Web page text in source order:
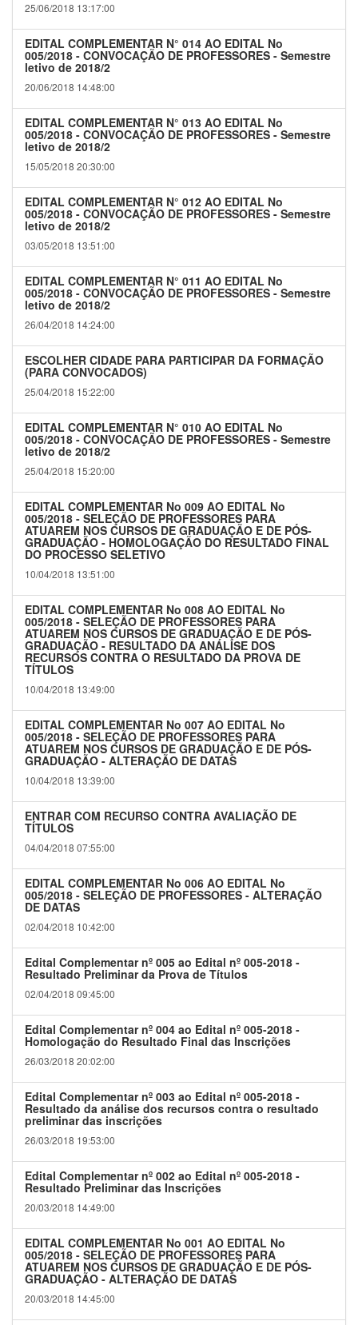
25/06/2018 13:17:00
EDITAL COMPLEMENTAR N° 014 AO EDITAL No
005/2018 - CONVOCAÇÃO DE PROFESSORES - Semestre
letivo de 2018/2
20/06/2018 14:48:00
EDITAL COMPLEMENTAR N° 013 AO EDITAL No
005/2018 - CONVOCAÇÃO DE PROFESSORES - Semestre
letivo de 2018/2
15/05/2018 20:30:00
EDITAL COMPLEMENTAR N° 012 AO EDITAL No
005/2018 - CONVOCAÇÃO DE PROFESSORES - Semestre
letivo de 2018/2
03/05/2018 13:51:00
EDITAL COMPLEMENTAR N° 011 AO EDITAL No
005/2018 - CONVOCAÇÃO DE PROFESSORES - Semestre
letivo de 2018/2
26/04/2018 14:24:00
ESCOLHER CIDADE PARA PARTICIPAR DA FORMAÇÃO
(PARA CONVOCADOS)
25/04/2018 15:22:00
EDITAL COMPLEMENTAR N° 010 AO EDITAL No
005/2018 - CONVOCAÇÃO DE PROFESSORES - Semestre
letivo de 2018/2
25/04/2018 15:20:00
EDITAL COMPLEMENTAR No 009 AO EDITAL No
005/2018 - SELEÇÃO DE PROFESSORES PARA
ATUAREM NOS CURSOS DE GRADUAÇÃO E DE PÓS-
GRADUAÇÃO - HOMOLOGAÇÃO DO RESULTADO FINAL
DO PROCESSO SELETIVO
10/04/2018 13:51:00
EDITAL COMPLEMENTAR No 008 AO EDITAL No
005/2018 - SELEÇÃO DE PROFESSORES PARA
ATUAREM NOS CURSOS DE GRADUAÇÃO E DE PÓS-
GRADUAÇÃO - RESULTADO DA ANÁLISE DOS
RECURSOS CONTRA O RESULTADO DA PROVA DE
TÍTULOS
10/04/2018 13:49:00
EDITAL COMPLEMENTAR No 007 AO EDITAL No
005/2018 - SELEÇÃO DE PROFESSORES PARA
ATUAREM NOS CURSOS DE GRADUAÇÃO E DE PÓS-
GRADUAÇÃO - ALTERAÇÃO DE DATAS
10/04/2018 13:39:00
ENTRAR COM RECURSO CONTRA AVALIAÇÃO DE
TÍTULOS
04/04/2018 07:55:00
EDITAL COMPLEMENTAR No 006 AO EDITAL No
005/2018 - SELEÇÃO DE PROFESSORES - ALTERAÇÃO
DE DATAS
02/04/2018 10:42:00
Edital Complementar nº 005 ao Edital nº 005-2018 -
Resultado Preliminar da Prova de Títulos
02/04/2018 09:45:00
Edital Complementar nº 004 ao Edital nº 005-2018 -
Homologação do Resultado Final das Inscrições
26/03/2018 20:02:00
Edital Complementar nº 003 ao Edital nº 005-2018 -
Resultado da análise dos recursos contra o resultado
preliminar das inscrições
26/03/2018 19:53:00
Edital Complementar nº 002 ao Edital nº 005-2018 -
Resultado Preliminar das Inscrições
20/03/2018 14:49:00
EDITAL COMPLEMENTAR No 001 AO EDITAL No
005/2018 - SELEÇÃO DE PROFESSORES PARA
ATUAREM NOS CURSOS DE GRADUAÇÃO E DE PÓS-
GRADUAÇÃO - ALTERAÇÃO DE DATAS
20/03/2018 14:45:00